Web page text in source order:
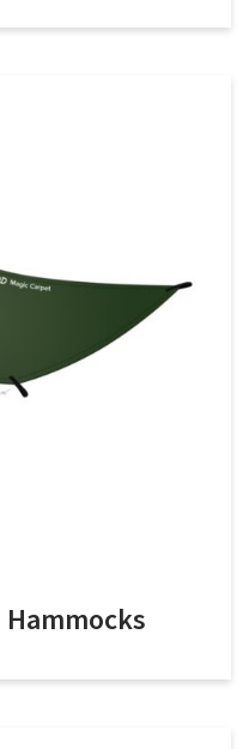
Hammocks